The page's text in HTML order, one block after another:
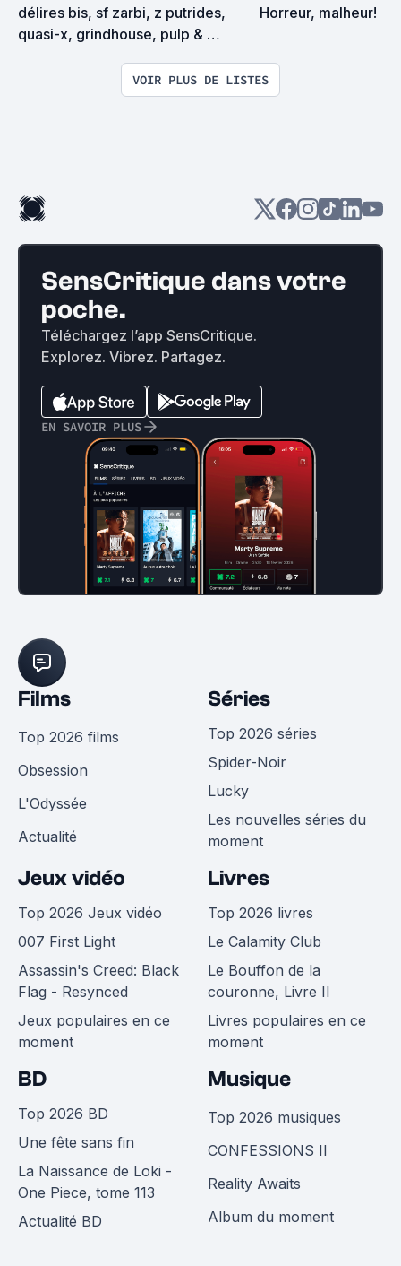
délires bis, sf zarbi, z putrides,
quasi-x, grindhouse, pulp &
Horreur, malheur!
VOIR PLUS DE LISTES
SensCritique dans votre
poche.
Téléchargez l’app SensCritique.
Explorez. Vibrez. Partagez.
EN SAVOIR PLUS
Films
Top 2026 films
Obsession
L'Odyssée
Actualité
Séries
Top 2026 séries
Spider-Noir
Lucky
Les nouvelles séries du
moment
Jeux vidéo
Top 2026 Jeux vidéo
007 First Light
Assassin's Creed: Black
Flag - Resynced
Jeux populaires en ce
moment
Livres
Top 2026 livres
Le Calamity Club
Le Bouffon de la
couronne, Livre II
Livres populaires en ce
moment
BD
Top 2026 BD
Une fête sans fin
La Naissance de Loki -
One Piece, tome 113
Actualité BD
Musique
Top 2026 musiques
CONFESSIONS II
Reality Awaits
Album du moment